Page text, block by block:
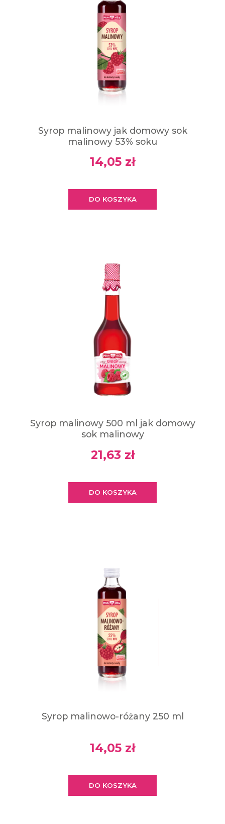
Syrop malinowy jak domowy sok
malinowy 53% soku
14,05 zł
DO KOSZYKA
Syrop malinowy 500 ml jak domowy
sok malinowy
21,63 zł
DO KOSZYKA
Syrop malinowo-różany 250 ml
14,05 zł
DO KOSZYKA